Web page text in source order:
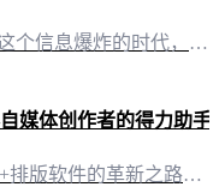
拥抱高效创作，从“有一云AI”开始在这个信息爆炸的时代，公众号图文消息的编辑成为内容创作者的一大挑战。然而，“有一云AI”的出现，为自媒体创作者们带来了前所未有的便捷与效率。 AI赋能，排版与创作一网打尽在内容排版方面，“有一云AI”以其丰富多样的装修皮肤，为创作者提供了数千款设计模板。从标题、内容到图文、分隔，再到引导，五大类的设计风格，满足不同场景的需求。 跨平台兼容，创作无界“有一云AI”
媒体创作者的得力助手
创意无限，智能赋能——AI智能写作+排版软件的革新之路在这个内容为王的时代，自媒体创作者们正面临着前所未有的挑战和机遇。如何高效、高质量地创作内容，成为了摆在每一个创作者面前的难题。而“有一云AI”，这款创新型AI智能写作+排版软件，正是为了解决这一难题而生。 多元排版，个性呈现——“有一云AI”的内容排版之道在内容排版方面，“有一云AI”独具匠心，提供了包含标题、内容、图文、分隔、引导五大类数